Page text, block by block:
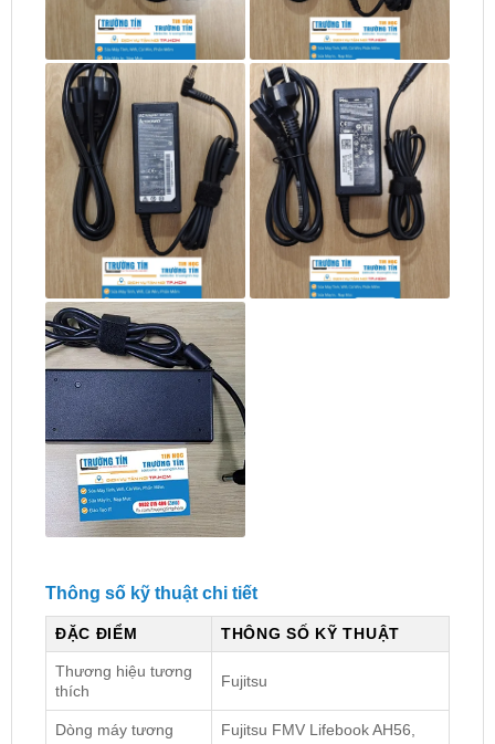
Thông số kỹ thuật chi tiết
ĐẶC ĐIỂM THÔNG SỐ KỸ THUẬT
Thương hiệu tương
thích
Fujitsu
Dòng máy tương
Fujitsu FMV Lifebook AH56,